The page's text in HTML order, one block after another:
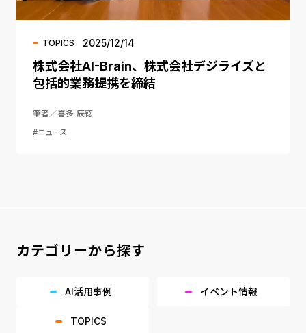
TOPICS 2025/12/14
株式会社AI-Brain、株式会社デジライズと
包括的業務提携を締結
筆者／喜多 辰徳
#ニュース
カテゴリーから探す
AI活用事例 イベント情報
TOPICS